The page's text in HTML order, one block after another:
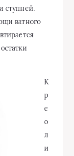
ступней.
ватного
К
р
е
о
л
и